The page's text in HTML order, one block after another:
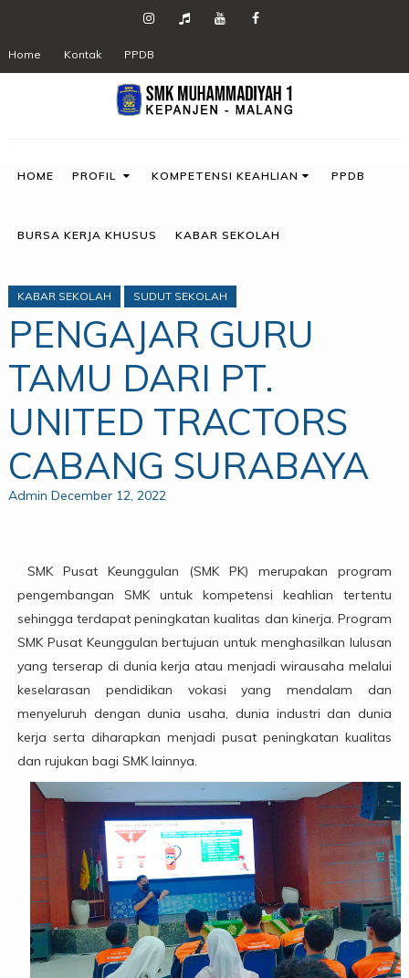
Home Kontak PPDB
HOME PROFIL KOMPETENSI KEAHLIAN PPDB
BURSA KERJA KHUSUS KABAR SEKOLAH
KABAR SEKOLAH SUDUT SEKOLAH
PENGAJAR GURU
TAMU DARI PT.
UNITED TRACTORS
CABANG SURABAYA
Admin December 12, 2022
SMK Pusat Keunggulan (SMK PK) merupakan program
pengembangan SMK untuk kompetensi keahlian tertentu
sehingga terdapat peningkatan kualitas dan kinerja. Program
SMK Pusat Keunggulan bertujuan untuk menghasilkan lulusan
yang terserap di dunia kerja atau menjadi wirausaha melalui
keselarasan pendidikan vokasi yang mendalam dan
menyeluruh dengan dunia usaha, dunia industri dan dunia
kerja serta diharapkan menjadi pusat peningkatan kualitas
dan rujukan bagi SMK lainnya.